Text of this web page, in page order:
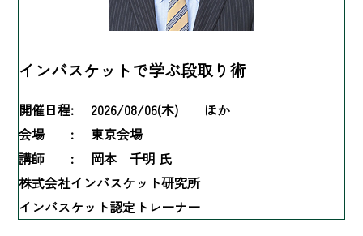
インバスケットで学ぶ段取り術
開催日程:
2026/08/06(木) ほか
会場 :
東京会場
講師 :
岡本 千明 氏
株式会社インバスケット研究所
インバスケット認定トレーナー